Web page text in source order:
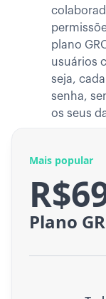
plano
usuários
seja,
senha,
os seus
Mais popular
Plano